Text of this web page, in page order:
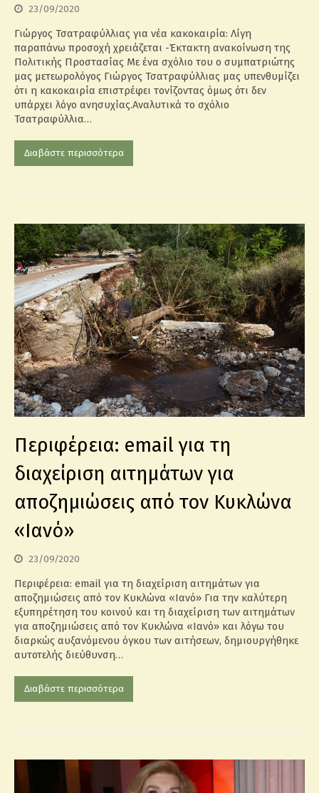
23/09/2020
Γιώργος Τσατραφύλλιας για νέα κακοκαιρία: Λίγη
παραπάνω προσοχή χρειάζεται -Έκτακτη ανακοίνωση της
Πολιτικής Προστασίας Με ένα σχόλιο του ο συμπατριώτης
μας μετεωρολόγος Γιώργος Τσατραφύλλιας μας υπενθυμίζει
ότι η κακοκαιρία επιστρέφει τονίζοντας όμως ότι δεν
υπάρχει λόγο ανησυχίας.Αναλυτικά το σχόλιο
Τσατραφύλλια…
Διαβάστε περισσότερα
Περιφέρεια: email για τη
διαχείριση αιτημάτων για
αποζημιώσεις από τον Κυκλώνα
«Ιανό»
23/09/2020
Περιφέρεια: email για τη διαχείριση αιτημάτων για
αποζημιώσεις από τον Κυκλώνα «Ιανό» Για την καλύτερη
εξυπηρέτηση του κοινού και τη διαχείριση των αιτημάτων
για αποζημιώσεις από τον Κυκλώνα «Ιανό» και λόγω του
διαρκώς αυξανόμενου όγκου των αιτήσεων, δημιουργήθηκε
αυτοτελής διεύθυνση…
Διαβάστε περισσότερα